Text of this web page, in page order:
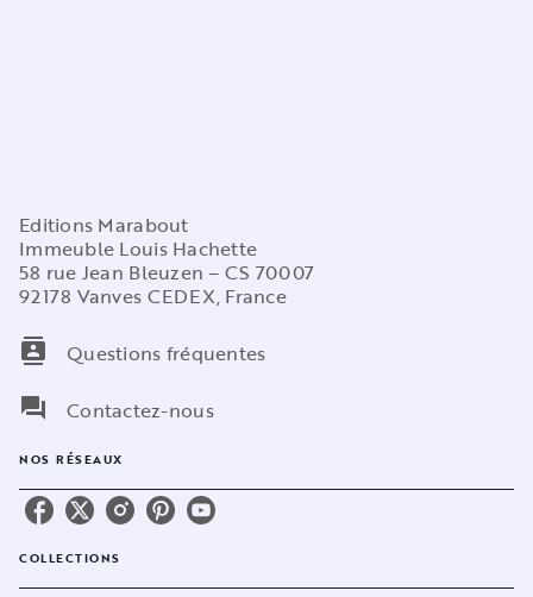
Editions Marabout
Immeuble Louis Hachette
58 rue Jean Bleuzen – CS 70007
92178 Vanves CEDEX, France
contacts
Questions fréquentes
question_answer
Contactez-nous
NOS RÉSEAUX
COLLECTIONS